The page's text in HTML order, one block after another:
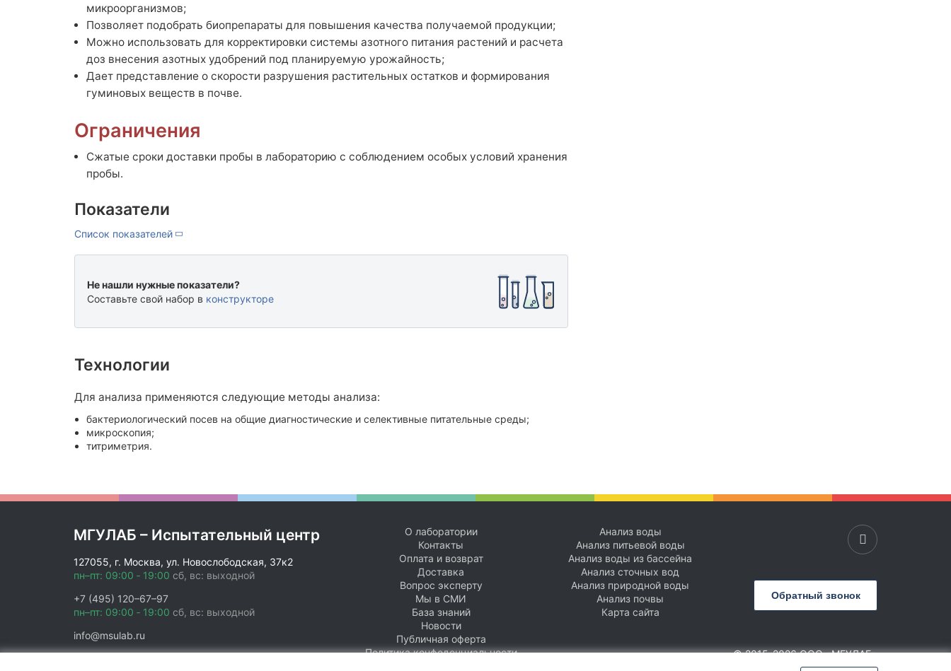
микроорганизмов;
Позволяет подобрать биопрепараты для повышения качества получаемой продукции;
Можно использовать для корректировки системы азотного питания растений и расчета
доз внесения азотных удобрений под планируемую урожайность;
Дает представление о скорости разрушения растительных остатков и формирования
гуминовых веществ в почве.
Ограничения
Сжатые сроки доставки пробы в лабораторию с соблюдением особых условий хранения
пробы.
Показатели
Список показателей
Не нашли нужные показатели?
Составьте свой набор в конструкторе
Технологии
Для анализа применяются следующие методы анализа:
бактериологический посев на общие диагностические и селективные питательные среды;
микроскопия;
титриметрия.
МГУЛАБ – Испытательный центр
127055, г. Москва, ул. Новослободская, 37к2
пн–пт: 09:00 ‑ 19:00 сб, вс: выходной
+7 (495) 120–67–97
пн–пт: 09:00 ‑ 19:00 сб, вс: выходной
info@msulab.ru
О лаборатории
Контакты
Оплата и возврат
Доставка
Вопрос эксперту
Мы в СМИ
База знаний
Новости
Публичная оферта
Политика конфеденциальности
Анализ воды
Анализ питьевой воды
Анализ воды из бассейна
Анализ сточных вод
Анализ природной воды
Анализ почвы
Карта сайта
Обратный звонок
© 2015-2026 ООО «МГУЛАБ»